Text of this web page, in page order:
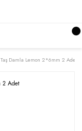
Taş Damla Lemon 2*6mm 2 Adet